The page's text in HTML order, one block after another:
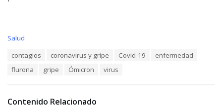
C
i
Salud
contagios coronavirus y gripe Covid-19
enfermedad
flurona
gripe Ómicron virus
Contenido Relacionado